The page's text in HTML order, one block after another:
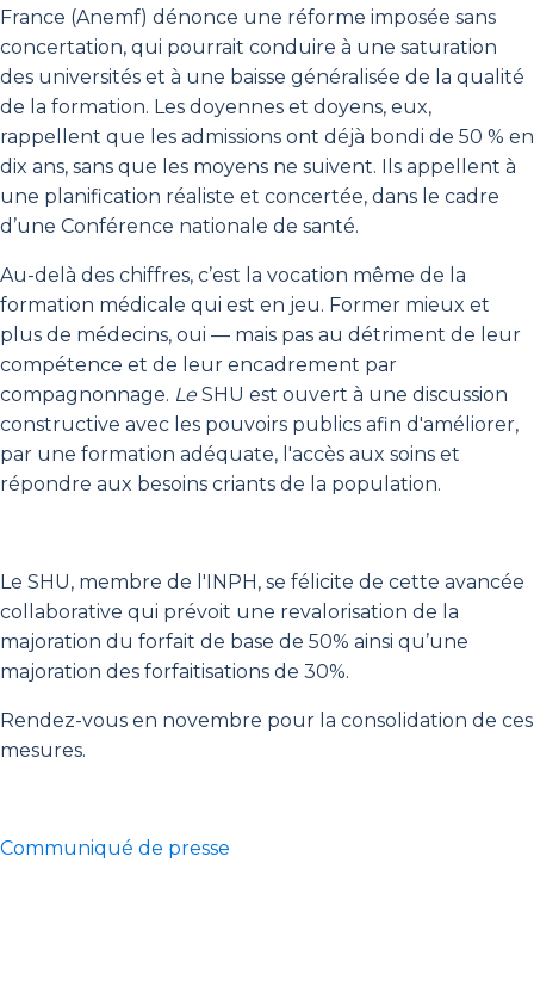
France (Anemf) dénonce une réforme imposée sans
concertation, qui pourrait conduire à une saturation
des universités et à une baisse généralisée de la qualité
de la formation. Les doyennes et doyens, eux,
rappellent que les admissions ont déjà bondi de 50 % en
dix ans, sans que les moyens ne suivent. Ils appellent à
une planification réaliste et concertée, dans le cadre
d’une Conférence nationale de santé.
Au-delà des chiffres, c’est la vocation même de la
formation médicale qui est en jeu. Former mieux et
plus de médecins, oui — mais pas au détriment de leur
compétence et de leur encadrement par
compagnonnage. LeSHU est ouvert à une discussion
constructive avec les pouvoirs publics afin d'améliorer,
par une formation adéquate, l'accès aux soins et
répondre aux besoins criants de la population.
Le SHU, membre de l'INPH, se félicite de cette avancée
collaborative qui prévoit une revalorisation de la
majoration du forfait de base de 50% ainsi qu’une
majoration des forfaitisations de 30%.
Rendez-vous en novembre pour la consolidation de ces
mesures.
Communiqué de presse